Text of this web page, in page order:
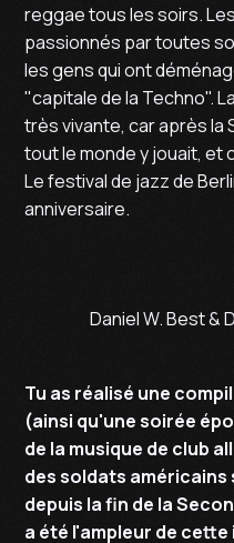
reggae tous les soirs.
passionnés par toutes
les gens qui ont
"capitale de la Techno".
très vivante, car après la
tout le monde y jouait, et
Le festival de jazz de
anniversaire.
Daniel W. Best &
Tu as réalisé une
(ainsi qu'une soirée
de la musique de club
des soldats
depuis la fin de la
a été l'ampleur de